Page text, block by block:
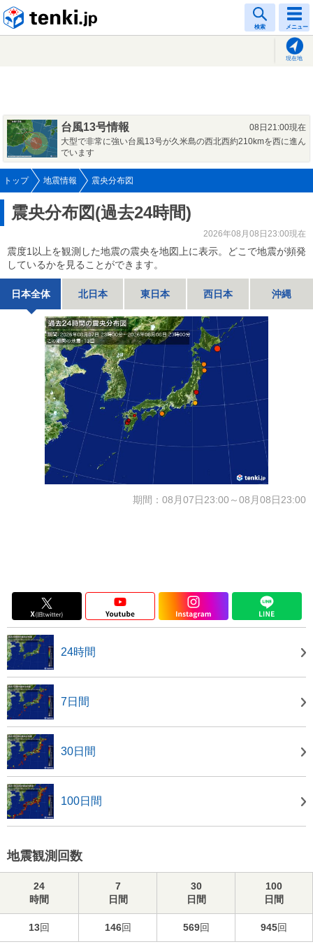
検索 メニュー
現在地
台風13号情報
08日21:00現在
大型で非常に強い台風13号が久米島の西北西約210kmを西に進ん
でいます
トップ 地震情報 震央分布図
震央分布図(過去24時間)
2026年08月08日23:00現在
震度1以上を観測した地震の震央を地図上に表示。どこで地震が頻発
しているかを見ることができます。
日本全体 北日本 東日本 西日本 沖縄
期間：08月07日23:00～08月08日23:00
24時間
7日間
30日間
100日間
地震観測回数
24
時間
7
日間
30
日間
100
日間
13回 146回 569回 945回